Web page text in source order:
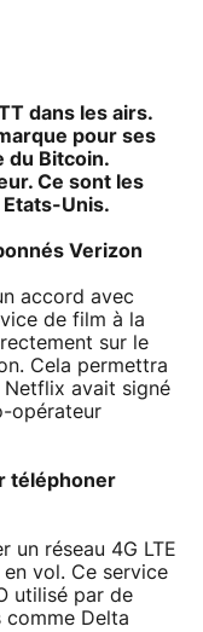
dans les airs.
pour ses
du Bitcoin.
Ce sont les
Unis.
Verizon
accord avec
de film à la
sur le
Cela permettra
Netflix avait signé
opérateur
téléphoner
un réseau 4G LTE
vol. Ce service
utilisé par de
comme Delta